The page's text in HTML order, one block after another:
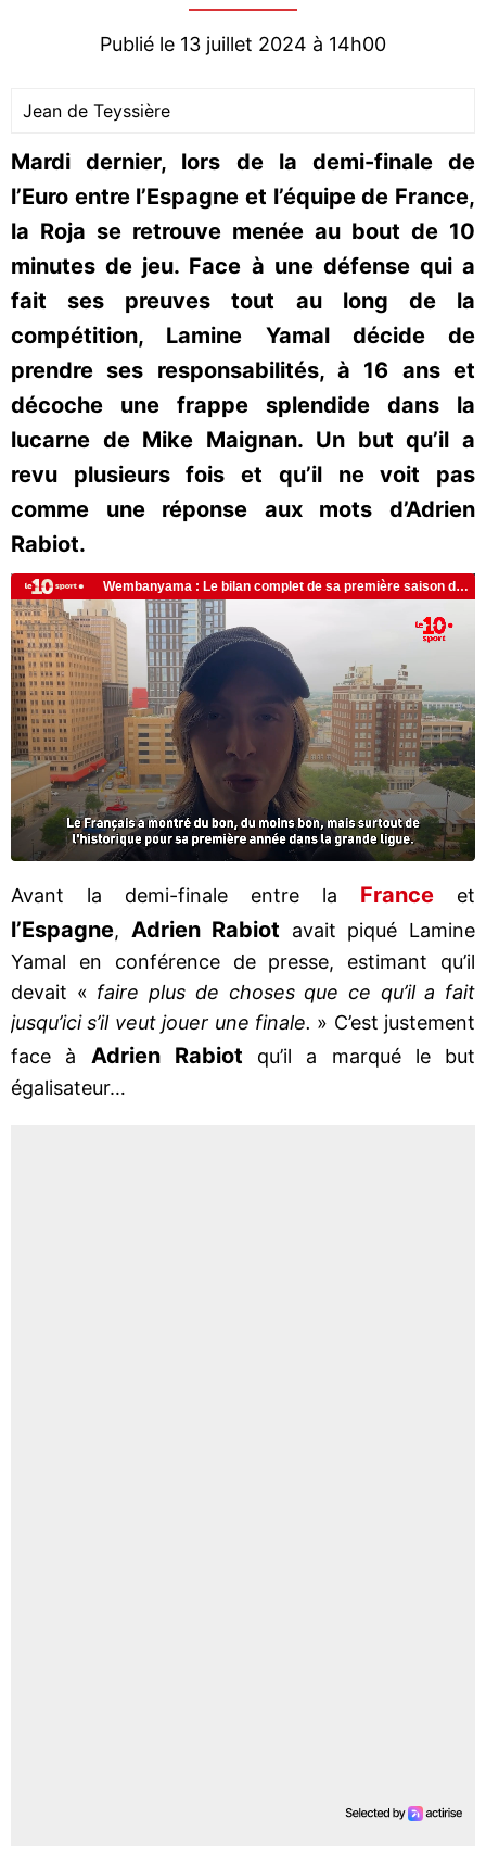
Publié le 13 juillet 2024 à 14h00
Jean de Teyssière
Mardi dernier, lors de la demi-finale de
l’Euro entre l’Espagne et l’équipe de France,
la Roja se retrouve menée au bout de 10
minutes de jeu. Face à une défense qui a
fait ses preuves tout au long de la
compétition, Lamine Yamal décide de
prendre ses responsabilités, à 16 ans et
décoche une frappe splendide dans la
lucarne de Mike Maignan. Un but qu’il a
revu plusieurs fois et qu’il ne voit pas
comme une réponse aux mots d’Adrien
Rabiot.
Avant la demi-finale entre la France et
l’Espagne, Adrien Rabiot avait piqué Lamine
Yamal en conférence de presse, estimant qu’il
devait « faire plus de choses que ce qu’il a fait
jusqu’ici s’il veut jouer une finale. » C’est justement
face à Adrien Rabiot qu’il a marqué le but
égalisateur…